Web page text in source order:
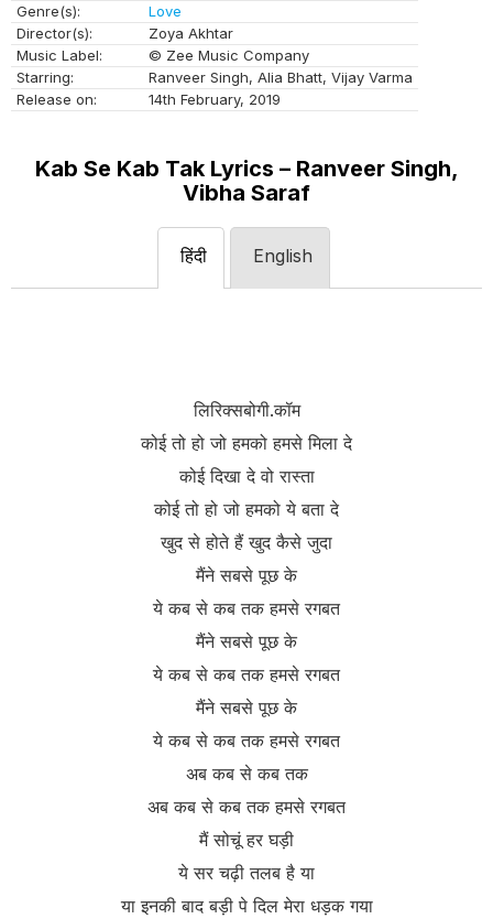
Genre(s):
Love
Director(s):
Zoya Akhtar
Music Label:
© Zee Music Company
Starring:
Ranveer Singh, Alia Bhatt, Vijay Varma
Release on:
14th February, 2019
Kab Se Kab Tak Lyrics – Ranveer Singh,
Vibha Saraf
हिंदी English
लिरिक्सबोगी.कॉम
कोई तो हो जो हमको हमसे मिला दे
कोई दिखा दे वो रास्ता
कोई तो हो जो हमको ये बता दे
खुद से होते हैं खुद कैसे जुदा
मैंने सबसे पूछ के
ये कब से कब तक हमसे रगबत
मैंने सबसे पूछ के
ये कब से कब तक हमसे रगबत
मैंने सबसे पूछ के
ये कब से कब तक हमसे रगबत
अब कब से कब तक
अब कब से कब तक हमसे रगबत
मैं सोचूं हर घड़ी
ये सर चढ़ी तलब है या
या इनकी बाद बड़ी पे दिल मेरा धड़क गया